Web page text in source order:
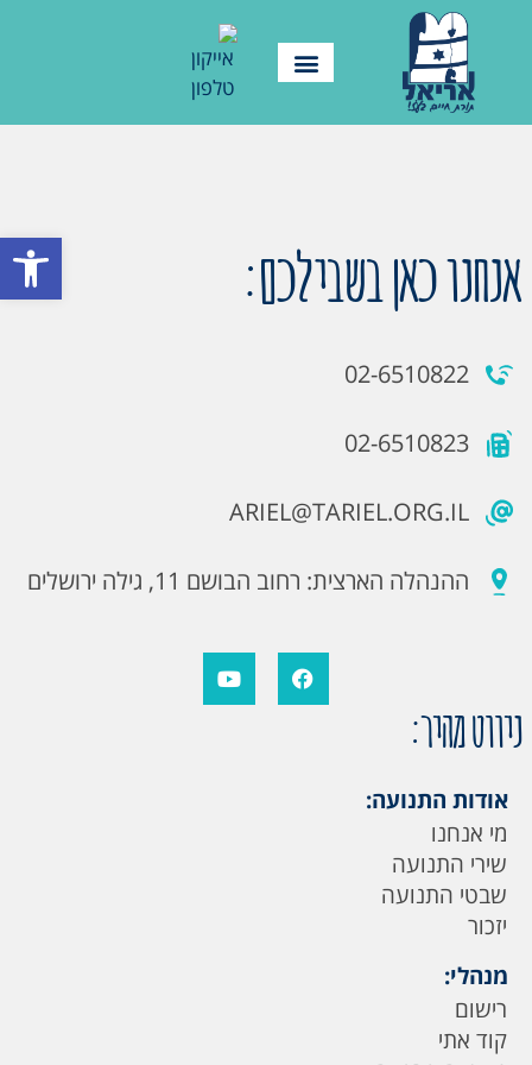
פתח אנחנו כאן בשבילכם:
02-6510822
02-6510823
ARIEL@TARIEL.ORG.IL
ההנהלה הארצית: רחוב הבושם 11, גילה ירושלים
ניווט מהיר:
אודות התנועה:
מי אנחנו
שירי התנועה
שבטי התנועה
יזכור
מנהלי:
רישום
קוד אתי